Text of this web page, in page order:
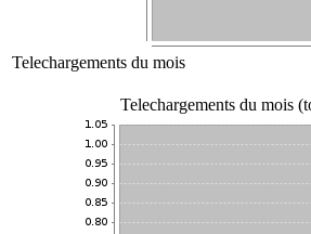
Telechargements du mois
Telechargements du mois